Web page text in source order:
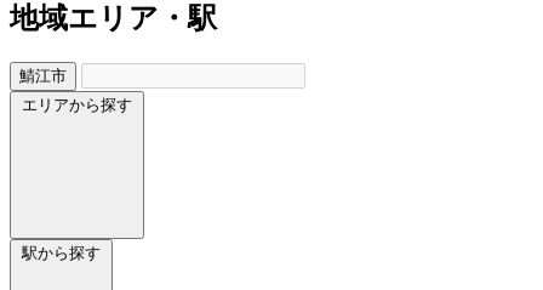
地域エリア・駅
鯖江市
エリアから探す
駅から探す